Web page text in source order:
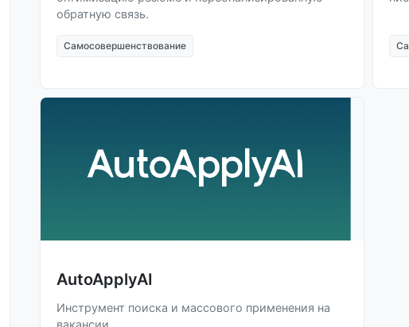
обратную связь.
Самосовершенствование
AutoApplyAI
Инструмент поиска и массового применения на
вакансии.